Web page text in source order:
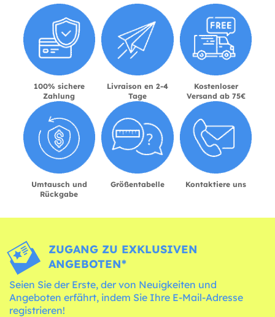
100% sichere
Zahlung
Livraison en 2-4
Tage
Kostenloser
Versand ab 75€
Umtausch und
Rückgabe
Größentabelle Kontaktiere uns
ZUGANG ZU EXKLUSIVEN
ANGEBOTEN*
Seien Sie der Erste, der von Neuigkeiten und
Angeboten erfährt, indem Sie Ihre E-Mail-Adresse
registrieren!